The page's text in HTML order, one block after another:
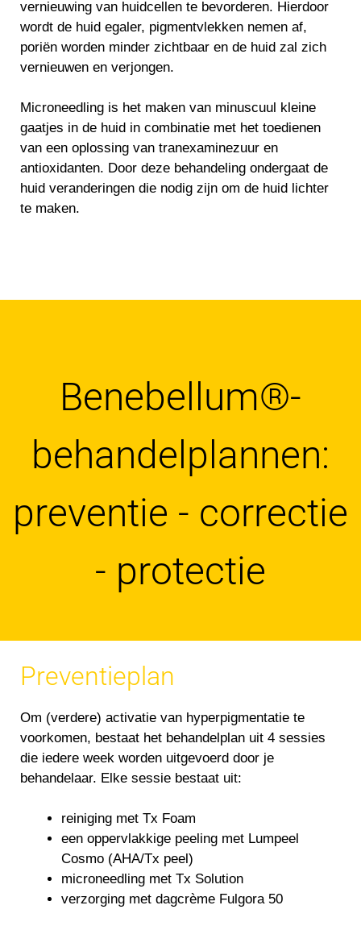
vernieuwing van huidcellen te bevorderen. Hierdoor
wordt de huid egaler, pigmentvlekken nemen af,
poriën worden minder zichtbaar en de huid zal zich
vernieuwen en verjongen.
Microneedling is het maken van minuscuul kleine
gaatjes in de huid in combinatie met het toedienen
van een oplossing van tranexaminezuur en
antioxidanten. Door deze behandeling ondergaat de
huid veranderingen die nodig zijn om de huid lichter
te maken.
Benebellum®-
behandelplannen:
preventie - correctie
- protectie
Preventieplan
Om (verdere) activatie van hyperpigmentatie te
voorkomen, bestaat het behandelplan uit 4 sessies
die iedere week worden uitgevoerd door je
behandelaar. Elke sessie bestaat uit:
reiniging met Tx Foam
een oppervlakkige peeling met Lumpeel
Cosmo (AHA/Tx peel)
microneedling met Tx Solution
verzorging met dagcrème Fulgora 50